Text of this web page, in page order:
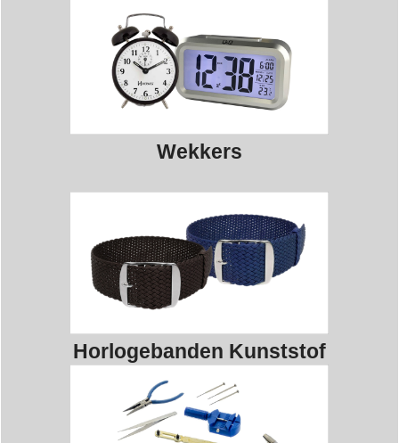
Wekkers
Horlogebanden Kunststof